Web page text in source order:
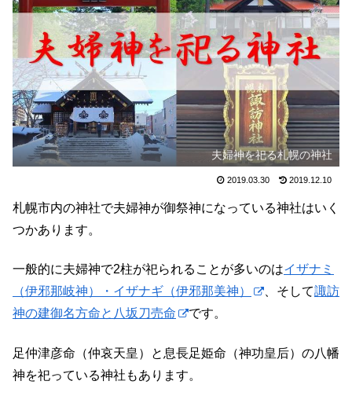
夫婦神を祀る札幌の神社
2019.03.30 2019.12.10
札幌市内の神社で夫婦神が御祭神になっている神社はいく
つかあります。
一般的に夫婦神で2柱が祀られることが多いのはイザナミ
（伊邪那岐神）・イザナギ（伊邪那美神）
、そして諏訪
神の建御名方命と八坂刀売命
です。
足仲津彦命（仲哀天皇）と息長足姫命（神功皇后）の八幡
神を祀っている神社もあります。